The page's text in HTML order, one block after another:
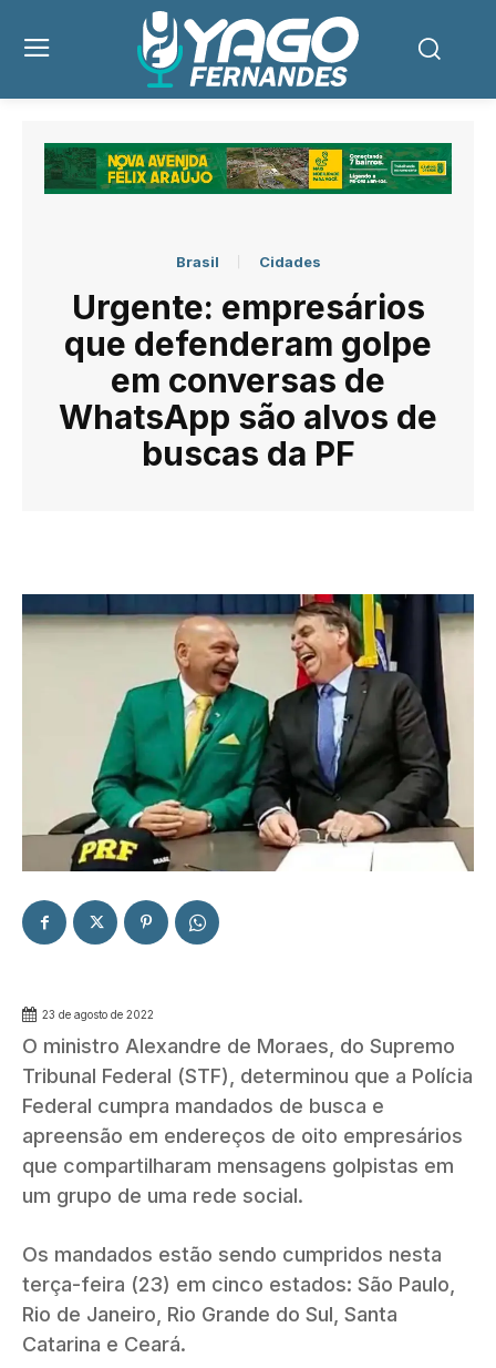
Brasil Cidades
Urgente: empresários
que defenderam golpe
em conversas de
WhatsApp são alvos de
buscas da PF
23 de agosto de 2022
O ministro Alexandre de Moraes, do Supremo
Tribunal Federal (STF), determinou que a Polícia
Federal cumpra mandados de busca e
apreensão em endereços de oito empresários
que compartilharam mensagens golpistas em
um grupo de uma rede social.
Os mandados estão sendo cumpridos nesta
terça-feira (23) em cinco estados: São Paulo,
Rio de Janeiro, Rio Grande do Sul, Santa
Catarina e Ceará.